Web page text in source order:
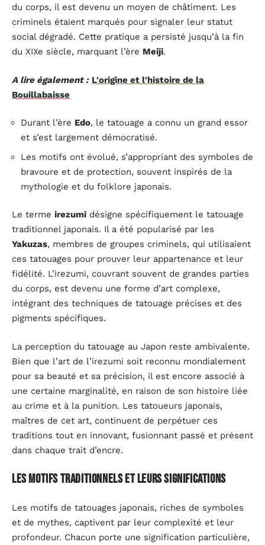
du corps, il est devenu un moyen de châtiment. Les
criminels étaient marqués pour signaler leur statut
social dégradé. Cette pratique a persisté jusqu’à la fin
du XIXe siècle, marquant l’ère Meiji.
A lire également : L'origine et l'histoire de la
Bouillabaisse
Durant l’ère Edo, le tatouage a connu un grand essor
et s’est largement démocratisé.
Les motifs ont évolué, s’appropriant des symboles de
bravoure et de protection, souvent inspirés de la
mythologie et du folklore japonais.
Le terme irezumi désigne spécifiquement le tatouage
traditionnel japonais. Il a été popularisé par les
Yakuzas, membres de groupes criminels, qui utilisaient
ces tatouages pour prouver leur appartenance et leur
fidélité. L’irezumi, couvrant souvent de grandes parties
du corps, est devenu une forme d’art complexe,
intégrant des techniques de tatouage précises et des
pigments spécifiques.
La perception du tatouage au Japon reste ambivalente.
Bien que l’art de l’irezumi soit reconnu mondialement
pour sa beauté et sa précision, il est encore associé à
une certaine marginalité, en raison de son histoire liée
au crime et à la punition. Les tatoueurs japonais,
maîtres de cet art, continuent de perpétuer ces
traditions tout en innovant, fusionnant passé et présent
dans chaque trait d’encre.
Les motifs traditionnels et leurs significations
Les motifs de tatouages japonais, riches de symboles
et de mythes, captivent par leur complexité et leur
profondeur. Chacun porte une signification particulière,